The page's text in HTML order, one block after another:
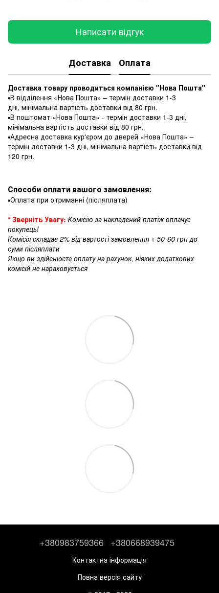
Написати відгук
Доставка Оплата
Доставка товару проводиться компанією "Нова Пошта"
▪️В відділення «Нова Пошта» – термін доставки 1-3
дні, мінімальна вартість доставки від 80 грн.
▪️В поштомат «Нова Пошта» - термін доставки 1-3 дні,
мінімальна вартість доставки від 80 грн.
▪️Адресна доставка кур'єром до дверей «Нова Пошта» –
термін доставки 1-3 дні, мінімальна вартість доставки від
120 грн.
Способи оплати вашого замовлення:
▪️Оплата при отриманні (післяплата)
* Зверніть Увагу: Комісію за накладений платіж оплачує
покупець!
Комісія складає 2% від вартості замовлення + 50-60 грн до
суми післяплати
Якщо ви здійснюєте оплату на рахунок, ніяких додаткових
комісій не нараховується
+380983759366 +380668939475
Контактна інформація
Повна версія сайту